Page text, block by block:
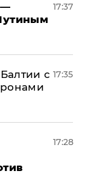
—
17:37
с 17:35
17:28